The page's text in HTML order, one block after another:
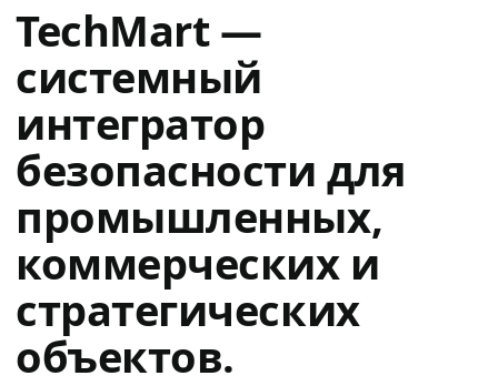
TechMart —
системный
интегратор
безопасности для
промышленных,
коммерческих и
стратегических
объектов.